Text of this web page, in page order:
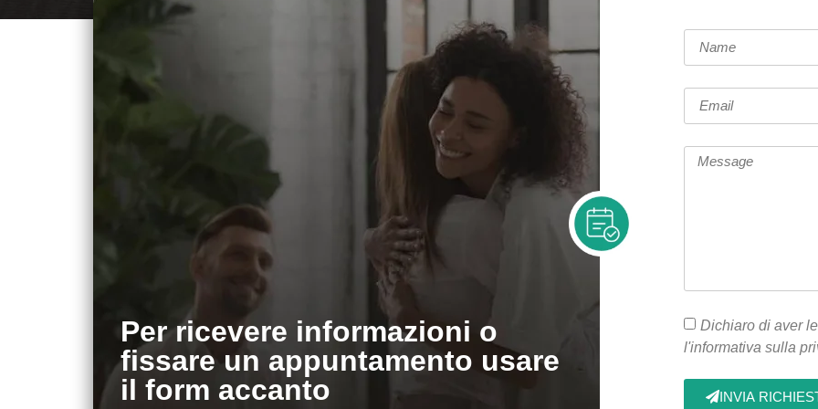
Per ricevere informazioni o
fissare un appuntamento usare
il form accanto
Dichiaro di aver
l'informativa sulla
INVIA